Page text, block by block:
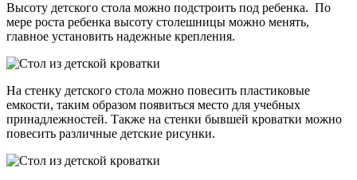
Высоту детского стола можно подстроить под ребенка. По
мере роста ребенка высоту столешницы можно менять,
главное установить надежные крепления.
На стенку детского стола можно повесить пластиковые
емкости, таким образом появиться место для учебных
принадлежностей. Также на стенки бывшей кроватки можно
повесить различные детские рисунки.